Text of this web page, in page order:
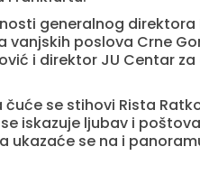
generalnog
poslova Crne
i direktor JU Centar
se stihovi Rista
iskazuje ljubav i
ukazaće se na i